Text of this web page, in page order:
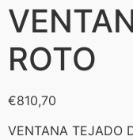
ROTO
€810,70
VENTANA TEJADO